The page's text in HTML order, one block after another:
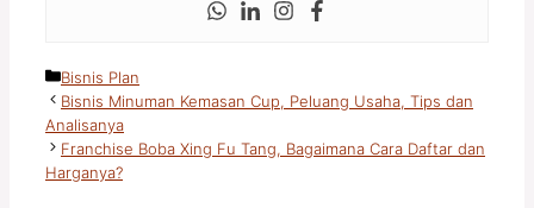
Kategori
Bisnis Plan
Bisnis Minuman Kemasan Cup, Peluang Usaha, Tips dan
Analisanya
Franchise Boba Xing Fu Tang, Bagaimana Cara Daftar dan
Harganya?